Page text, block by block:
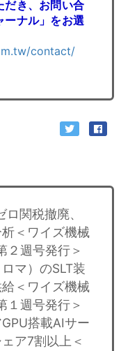
だき、お問い合
ーナル」をお選
contact/
ロ関税撤廃、
＜ワイズ機械
２週号発行＞
マ）のSLT装
＜ワイズ機械
１週号発行＞
搭載AIサー
ア7割以上＜